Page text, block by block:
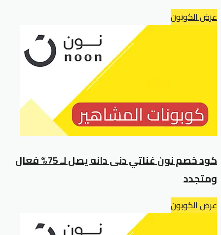
عرض الكوبون
كود خصم نون غناتي دنى دانه يصل لـ 75% فعال
ومتجدد
عرض الكوبون